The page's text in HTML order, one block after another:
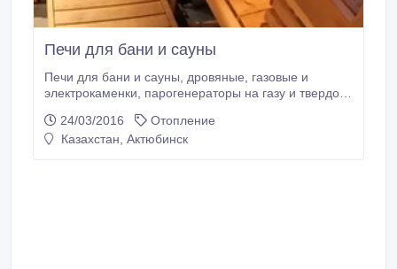
Печи для бани и сауны
Печи для бани и сауны, дровяные, газовые и
электрокаменки, парогенераторы на газу и твердом
экономичны по расходу. Таким образом, по вполне
доступной цене вы сможете приобрести
24/03/2016
Отопление
Казахстан, Актюбинск